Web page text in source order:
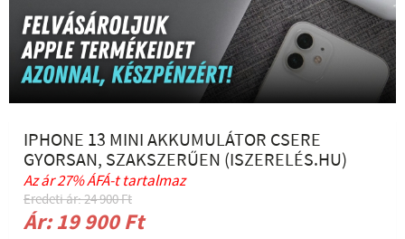
IPHONE 13 MINI AKKUMULÁTOR CSERE
GYORSAN, SZAKSZERŰEN (ISZERELÉS.HU)
Az ár 27% ÁFÁ-t tartalmaz
Eredeti ár: 24 900 Ft
Ár: 19 900 Ft